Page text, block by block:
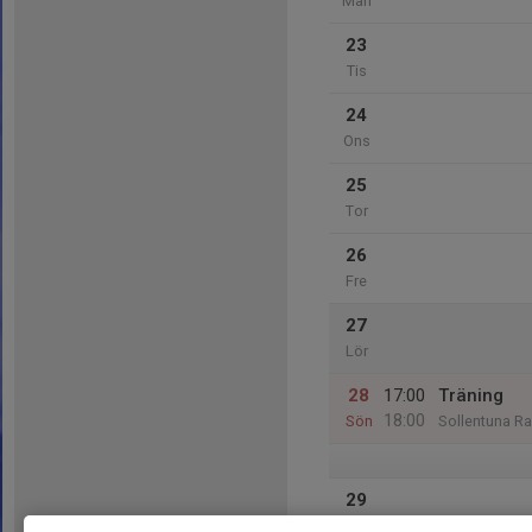
23
Tis
24
Ons
25
Tor
26
Fre
27
Lör
28
Sön
17:00
18:00
Träning
Sollentuna
29